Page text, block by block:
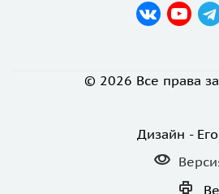
© 2026 Все права
Дизайн -